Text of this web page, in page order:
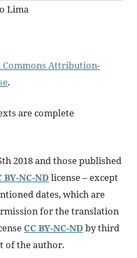
Lima
Commons Attribution-
.
are complete
2018 and those published
BY-NC-NDlicense – except
dates, which are
for the translation
CC BY-NC-NDby third
of the author.